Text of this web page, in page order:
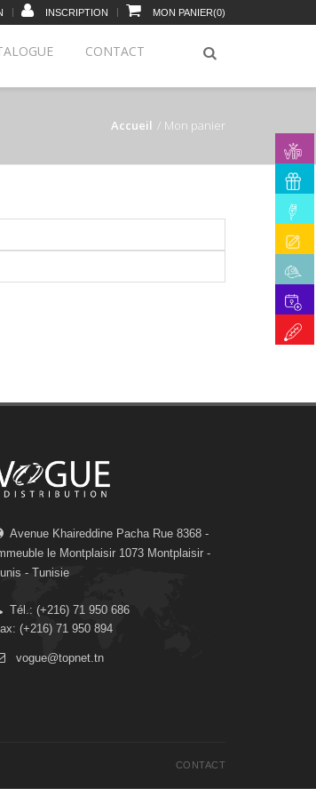
| INSCRIPTION | MON PANIER(0)
CONTACT
Accueil Mon panier
Avenue Khaireddine Pacha Rue 8368 -
le Montplaisir 1073 Montplaisir -
- Tunisie
Tél.: (+216) 71 950 686
(+216) 71 950 894
vogue@topnet.tn
CONTACT